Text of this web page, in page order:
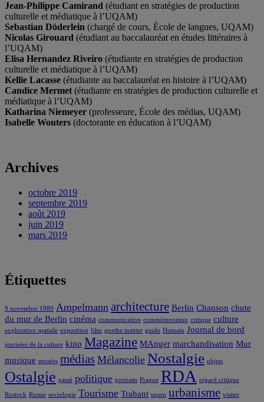
Jean-Philippe Camirand (étudiant en stratégies de production
culturelle et médiatique à l’UQAM)
Sebastian Döderlein (chargé de cours, École de langues, UQAM)
Nicolas Girouard (étudiant au baccalauréat en études littéraires à
l’UQAM)
Elisa Hernandez Riveiro (étudiante en stratégies de production
culturelle et médiatique à l’UQAM)
Kellie Lacasse (étudiante au baccalauréat en histoire à l’UQAM)
Candice Mermet (étudiante en stratégies de production culturelle et
médiatique à l’UQAM)
Katharina Niemeyer (professeure, École des médias, UQAM)
Isabelle Wouters (doctorante en éducation à l’UQAM)
Archives
octobre 2019
septembre 2019
août 2019
juin 2019
mars 2019
Étiquettes
9 novembre 1989 Ampelmann architecture Berlin Chanson chute
du mur de Berlin cinéma communication commémoration critique culture
exploration spatiale exposition film goethe institut guide Humain Journal de bord
journées de la culture kino Magazine MAnger marchandisation Mur
musique musées médias Mélancolie Nostalgie objets
Ostalgie passé politique portraits Prague RDA regard critique
Rostock Russie sociologie Tourisme Trabant uqam urbanisme visiter